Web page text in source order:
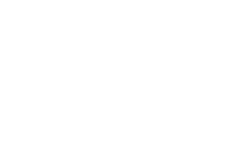
Ära anda sõbralik kass (vt